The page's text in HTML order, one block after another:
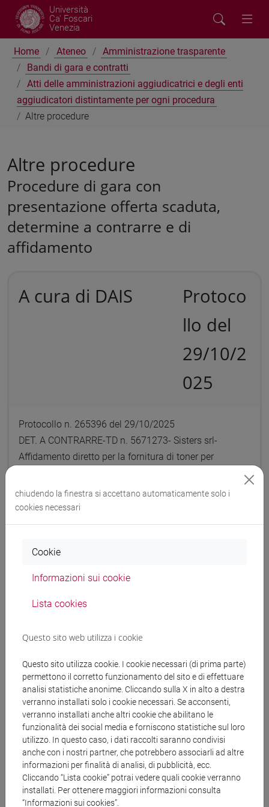
Università
Ca' Foscari
Venezia
Home Ateneo
Amministrazione trasparente
Bandi di gara e contratti
Atti delle amministrazioni aggiudicatrici e degli enti
aggiudicatori distintamente per ogni procedura
Altre procedure
Altre procedure
Procedure di gara con
presentazione offerta scaduta,
determine a contrarre e di
affidamento
A cura di DAIS
Protoco
llo del
29/10/2
025
Protocollo n. 265396 del 29/10/2025
DET. A CONTRARRE-TD n. 5671273- Sisters srl-
Affidamento diretto per la fornitura di toner per
B8AE9CE938, € 249,10
Documenti collegati al
bando
Banca Dati Nazionale dei Contratti Pubblici
Torna all'elenco dei bandi
chiudendo la finestra si accettano automaticamente solo i
cookies necessari
Cookie
Informazioni sui cookie
Lista cookies
Questo sito web utilizza i cookie
Questo sito utilizza cookie. I cookie necessari (di prima parte)
permettono il corretto funzionamento del sito e di effettuare
analisi statistiche anonime. Cliccando sulla X in alto a destra
verranno installati solo i cookie necessari. Se acconsenti,
verranno installati anche altri cookie che abilitano le
funzionalità dei social media e forniscono statistiche sul loro
utilizzo. In questo caso, i dati raccolti saranno condivisi
anche con i nostri partner, che potrebbero associarli ad altre
informazioni per finalità di analisi, di pubblicità, ecc.
Cliccando “Lista cookie” potrai vedere quali cookie verranno
installati. Per ottenere maggiori informazioni consulta
“Informazioni sui cookies”.